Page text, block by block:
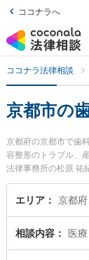
ココナラへ
ココナラ法律相談
京都市の
京都府の京都市で歯
容整形のトラブル、
法律事務所の松原 祐
談したい』『歯科治
お困りの相談者さん
エリア
相談内容 医